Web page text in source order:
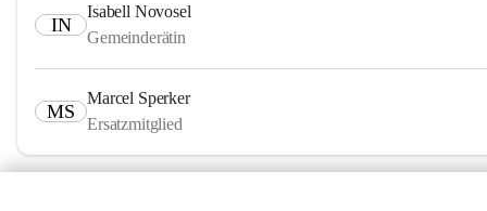
IN
Isabell Novosel
Gemeinderätin
MS
Marcel Sperker
Ersatzmitglied